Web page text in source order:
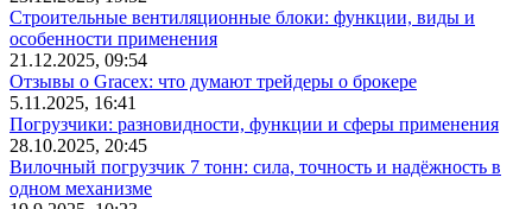
Строительные вентиляционные блоки: функции, виды и
особенности применения
21.12.2025, 09:54
Отзывы о Gracex: что думают трейдеры о брокере
5.11.2025, 16:41
Погрузчики: разновидности, функции и сферы применения
28.10.2025, 20:45
Вилочный погрузчик 7 тонн: сила, точность и надёжность в
одном механизме